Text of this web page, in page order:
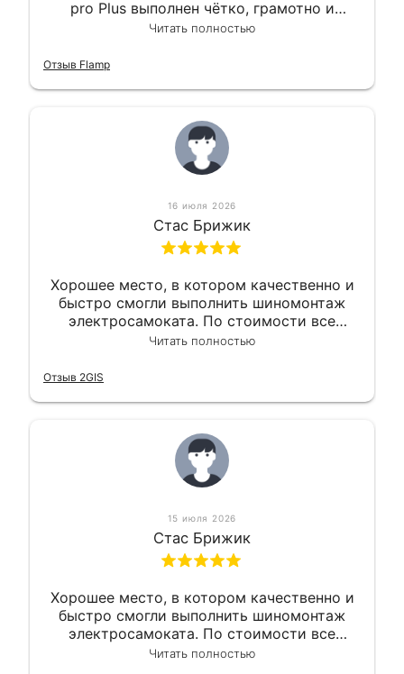
pro Plus выполнен чётко, грамотно и
квалифицированно. Всё сделано
Читать полностью
Отзыв Flamp
16 июля 2026
Стас Брижик
Хорошее место, в котором качественно и
быстро смогли выполнить шиномонтаж
электросамоката. По стоимости все
вышло вообще приемлемо хочу сказать.
Читать полностью
Отзыв 2GIS
15 июля 2026
Стас Брижик
Хорошее место, в котором качественно и
быстро смогли выполнить шиномонтаж
электросамоката. По стоимости все
вышло вообще приемлемо хочу сказать.
Читать полностью